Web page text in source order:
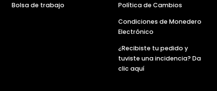
Bolsa de trabajo
Política de Cambios
Condiciones de Monedero
Electrónico
¿Recibiste tu pedido y
tuviste una incidencia? Da
clic aquí